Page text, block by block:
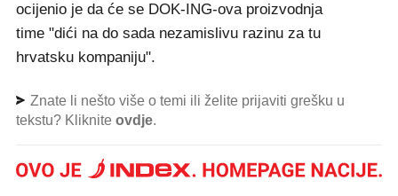
ocijenio je da će se DOK-ING-ova proizvodnja
time "dići na do sada nezamislivu razinu za tu
hrvatsku kompaniju".
Znate li nešto više o temi ili želite prijaviti grešku u
tekstu? Kliknite ovdje.